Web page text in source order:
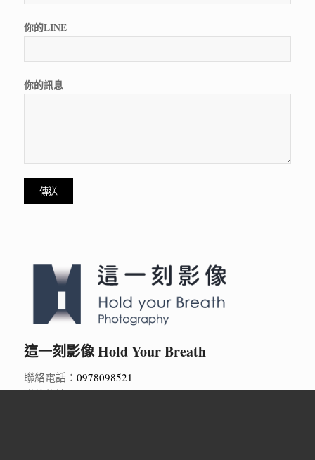
這一刻影像 Hold Your Breath
聯絡電話： 0978098521
聯絡信箱：holdyourbreath.studio@gmail.com
你的LINE
你的訊息